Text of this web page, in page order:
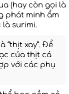
(hay còn gọi là
phát minh ẩm
là surimi.
“thịt xay”. Để
của thịt cá
với các phụ